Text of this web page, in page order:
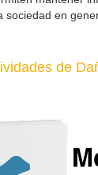
sociedad en
de